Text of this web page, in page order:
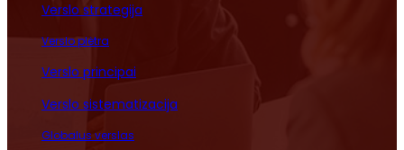
Verslo strategija
Verslo plėtra
Verslo principai
Verslo sistematizacija
Globalus verslas